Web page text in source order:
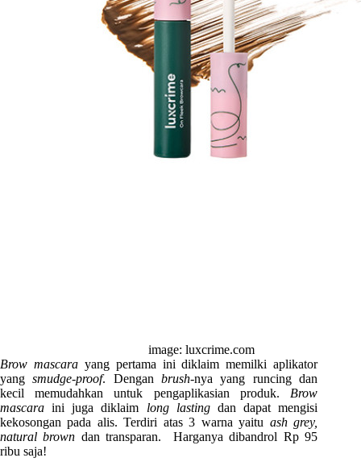
image: luxcrime.com
Brow mascarayang pertama ini diklaim memilki aplikator
yangsmudge-proof. Denganbrush-nya yang runcing dan
kecil memudahkan untuk pengaplikasian produk. Brow
mascara ini juga diklaim long lastingdan dapat mengisi
kekosongan pada alis. Terdiri atas 3 warna yaitu ash grey,
natural brown dan transparan. Harganya dibandrol Rp 95
ribu saja!